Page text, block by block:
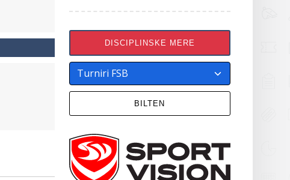
DISCIPLINSKE MERE
BILTEN